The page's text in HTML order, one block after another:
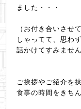
ました・・・
（お付き合いさせ
しゃってて、思わ
話かけてすみませ
ご挨拶やご紹介を
食事の時間をきち